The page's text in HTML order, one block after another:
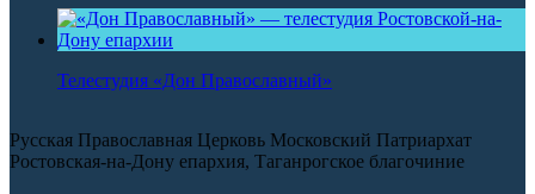
Телестудия «Дон Православный»
Русская Православная Церковь Московский Патриархат
Ростовская-на-Дону епархия, Таганрогское благочиние